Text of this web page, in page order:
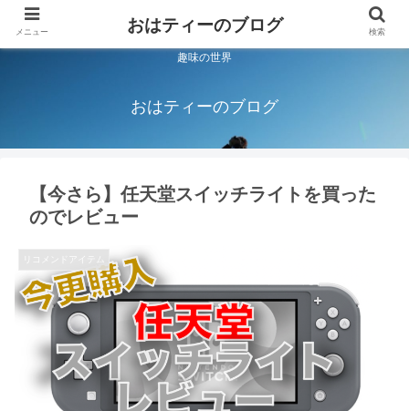
趣味の世界
おはティーのブログ
【今さら】任天堂スイッチライトを買った
のでレビュー
リコメンドアイテム
メニュー おはティーのブログ 検索